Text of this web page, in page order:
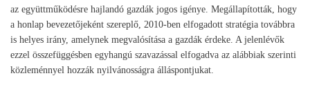
az együttműködésre hajlandó gazdák jogos igénye. Megállapították, hogy
a honlap bevezetőjeként szereplő, 2010-ben elfogadott stratégia továbbra
is helyes irány, amelynek megvalósítása a gazdák érdeke. A jelenlévők
ezzel összefüggésben egyhangú szavazással elfogadva az alábbiak szerinti
közleménnyel hozzák nyilvánosságra álláspontjukat.